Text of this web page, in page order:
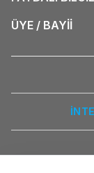
ÜYE / BAYİİ